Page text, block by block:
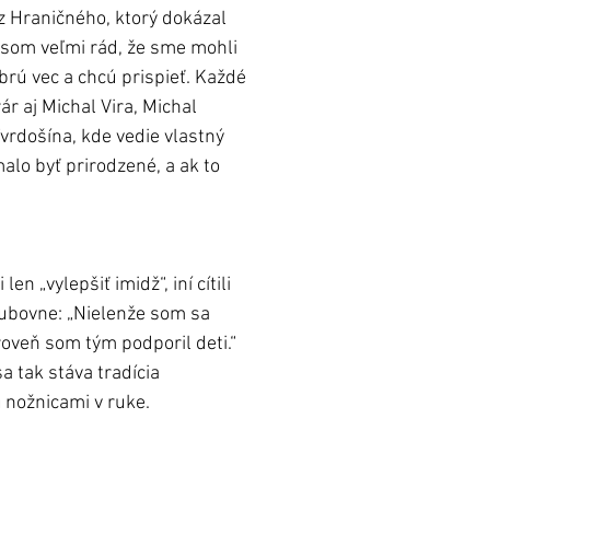
Hraničného, ktorý dokázal
veľmi rád, že sme mohli
vec a chcú prispieť. Každé
aj Michal Vira, Michal
kde vedie vlastný
byť prirodzené, a ak to
„vylepšiť imidž“, iní cítili
„Nielenže som sa
som tým podporil deti.“
tak stáva tradícia
v ruke.